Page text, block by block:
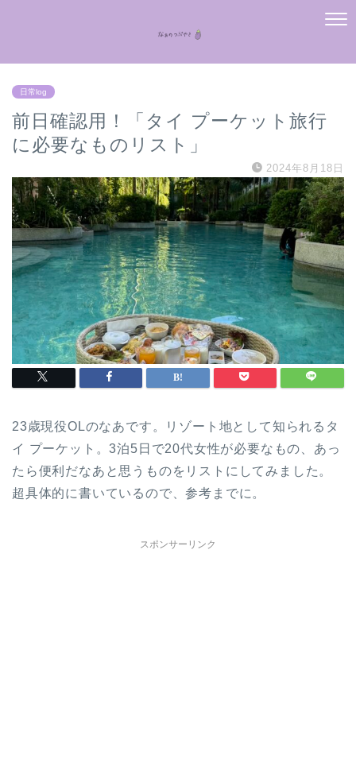
日常log
前日確認用！「タイ プーケット旅行
に必要なものリスト」
2024年8月18日
23歳現役OLのなあです。リゾート地として知られるタ
イ プーケット。3泊5日で20代女性が必要なもの、あっ
たら便利だなあと思うものをリストにしてみました。
超具体的に書いているので、参考までに。
スポンサーリンク